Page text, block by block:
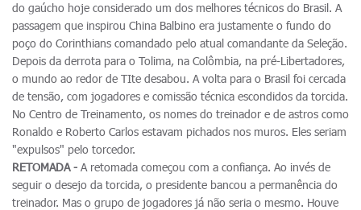
do gaúcho hoje considerado um dos melhores técnicos do Brasil. A
passagem que inspirou China Balbino era justamente o fundo do
poço do Corinthians comandado pelo atual comandante da Seleção.
Depois da derrota para o Tolima, na Colômbia, na pré-Libertadores,
o mundo ao redor de TIte desabou. A volta para o Brasil foi cercada
de tensão, com jogadores e comissão técnica escondidos da torcida.
No Centro de Treinamento, os nomes do treinador e de astros como
Ronaldo e Roberto Carlos estavam pichados nos muros. Eles seriam
"expulsos" pelo torcedor.
RETOMADA - A retomada começou com a confiança. Ao invés de
seguir o desejo da torcida, o presidente bancou a permanência do
treinador. Mas o grupo de jogadores já não seria o mesmo. Houve